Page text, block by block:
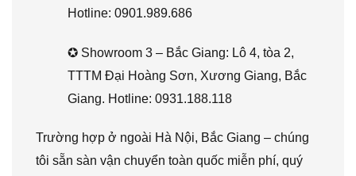
Hotline: 0901.989.686
✪ Showroom 3 – Bắc Giang: Lô 4, tòa 2,
TTTM Đại Hoàng Sơn, Xương Giang, Bắc
Giang. Hotline: 0931.188.118
Trường hợp ở ngoài Hà Nội, Bắc Giang – chúng
tôi sẵn sàn vận chuyển toàn quốc miễn phí, quý